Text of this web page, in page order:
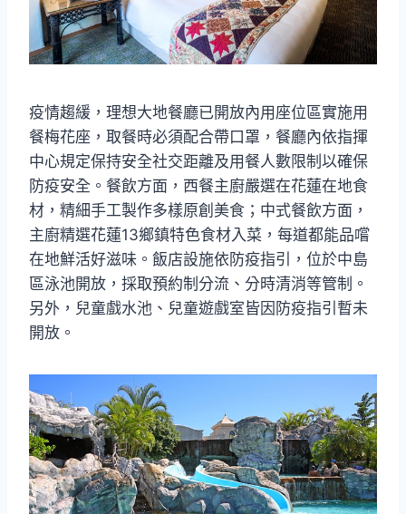
疫情趨緩，理想大地餐廳已開放內用座位區實施用
餐梅花座，取餐時必須配合帶口罩，餐廳內依指揮
中心規定保持安全社交距離及用餐人數限制以確保
防疫安全。餐飲方面，西餐主廚嚴選在花蓮在地食
材，精細手工製作多樣原創美食；中式餐飲方面，
主廚精選花蓮13鄉鎮特色食材入菜，每道都能品嚐
在地鮮活好滋味。飯店設施依防疫指引，位於中島
區泳池開放，採取預約制分流、分時清消等管制。
另外，兒童戲水池、兒童遊戲室皆因防疫指引暫未
開放。